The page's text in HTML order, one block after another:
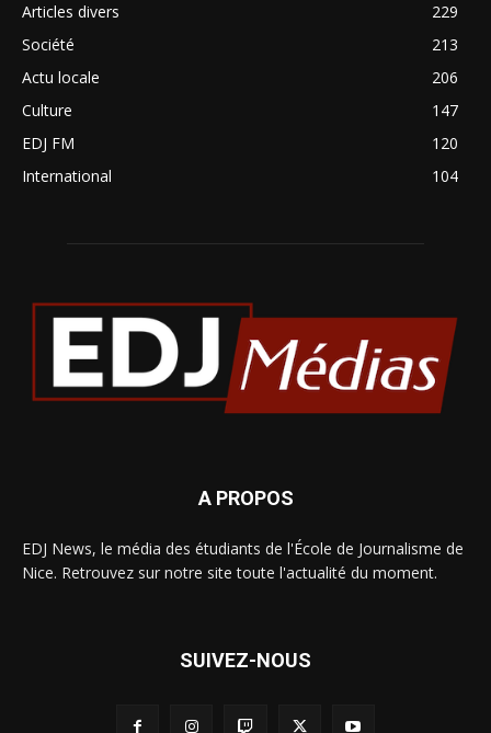
Articles divers
229
Société
213
Actu locale
206
Culture
147
EDJ FM
120
International
104
A PROPOS
EDJ News, le média des étudiants de l'École de Journalisme de
Nice. Retrouvez sur notre site toute l'actualité du moment.
SUIVEZ-NOUS